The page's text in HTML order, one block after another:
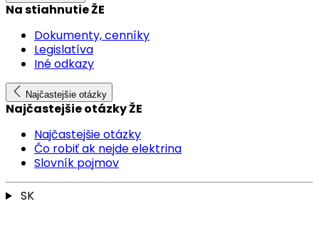
Na stiahnutie ŽE
Dokumenty, cenníky
Legislatíva
Iné odkazy
Najčastejšie otázky
Najčastejšie otázky ŽE
Najčastejšie otázky
Čo robiť ak nejde elektrina
Slovník pojmov
SK